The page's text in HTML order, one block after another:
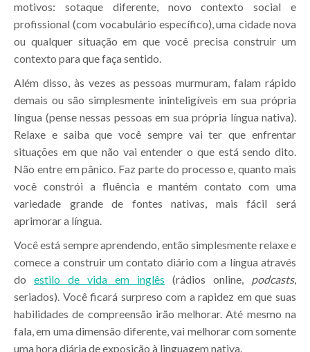
motivos: sotaque diferente, novo contexto social e
profissional (com vocabulário específico), uma cidade nova
ou qualquer situação em que você precisa construir um
contexto para que faça sentido.
Além disso, às vezes as pessoas murmuram, falam rápido
demais ou são simplesmente ininteligíveis em sua própria
língua (pense nessas pessoas em sua própria língua nativa).
Relaxe e saiba que você sempre vai ter que enfrentar
situações em que não vai entender o que está sendo dito.
Não entre em pânico. Faz parte do processo e, quanto mais
você constrói a fluência e mantém contato com uma
variedade grande de fontes nativas, mais fácil será
aprimorar a língua.
Você está sempre aprendendo, então simplesmente relaxe e
comece a construir um contato diário com a língua através
do estilo de vida em inglês (rádios online, podcasts,
seriados). Você ficará surpreso com a rapidez em que suas
habilidades de compreensão irão melhorar. Até mesmo na
fala, em uma dimensão diferente, vai melhorar com somente
uma hora diária de exposição à linguagem nativa.